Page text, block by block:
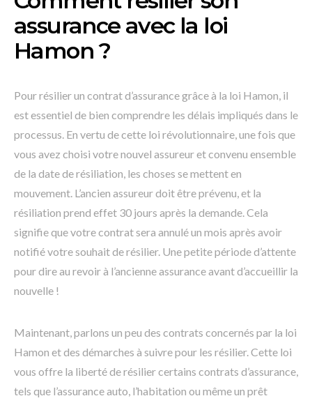
assurance avec la loi
Hamon ?
Pour résilier un contrat d’assurance grâce à la loi Hamon, il
est essentiel de bien comprendre les délais impliqués dans le
processus. En vertu de cette loi révolutionnaire, une fois que
vous avez choisi votre nouvel assureur et convenu ensemble
de la date de résiliation, les choses se mettent en
mouvement. L’ancien assureur doit être prévenu, et la
résiliation prend effet 30 jours après la demande. Cela
signifie que votre contrat sera annulé un mois après avoir
notifié votre souhait de résilier. Une petite période d’attente
pour dire au revoir à l’ancienne assurance avant d’accueillir la
nouvelle !
Maintenant, parlons un peu des contrats concernés par la loi
Hamon et des démarches à suivre pour les résilier. Cette loi
vous offre la liberté de résilier certains contrats d’assurance,
tels que l’assurance auto, l’habitation ou même un prêt